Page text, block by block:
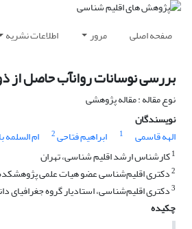
صفحه اصلی مرور اطلاعات نشریه
بررسی نوسانات روانآب حاصل از
نوع مقاله : مقاله پژوهشی
نویسندگان
الهه قاسمی
1 ابراهیم فتاحی2 ام السلمه
1کارشناس ارشد اقلیم شناسی، تهران
2دکتری اقلیم‌شناسی عضو هیات علمی
3دکتری اقلیم‌شناسی، استادیار گروه جغرافیای
چکیده